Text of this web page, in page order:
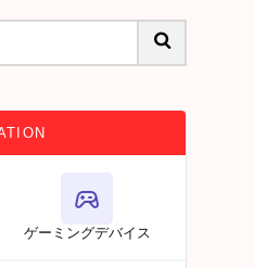
ゲーミングデバイス